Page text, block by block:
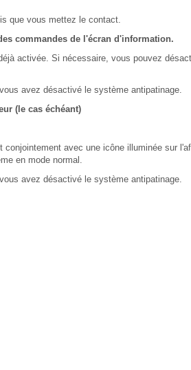
que vous mettez le contact.
commandes de l'écran d'information.
activée. Si nécessaire, vous pouvez
avez désactivé le système antipatinage.
(le cas échéant)
avec une icône illuminée sur
en mode normal.
avez désactivé le système antipatinage.